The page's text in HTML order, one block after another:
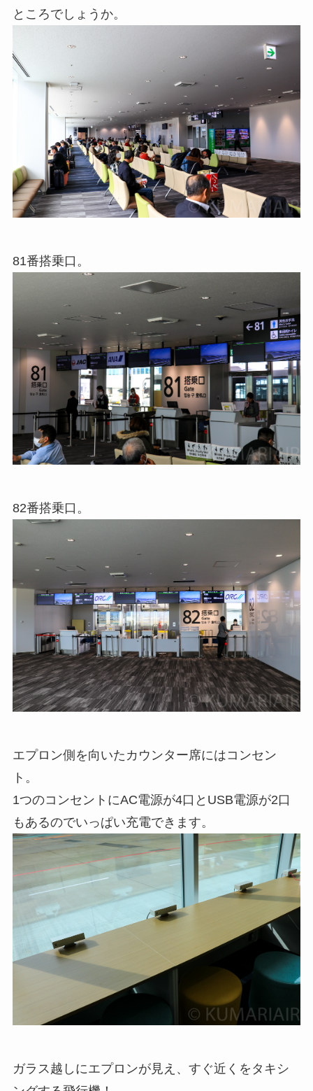
ところでしょうか。
81番搭乗口。
82番搭乗口。
エプロン側を向いたカウンター席にはコンセン
ト。
1つのコンセントにAC電源が4口とUSB電源が2口
もあるのでいっぱい充電できます。
ガラス越しにエプロンが見え、すぐ近くをタキシ